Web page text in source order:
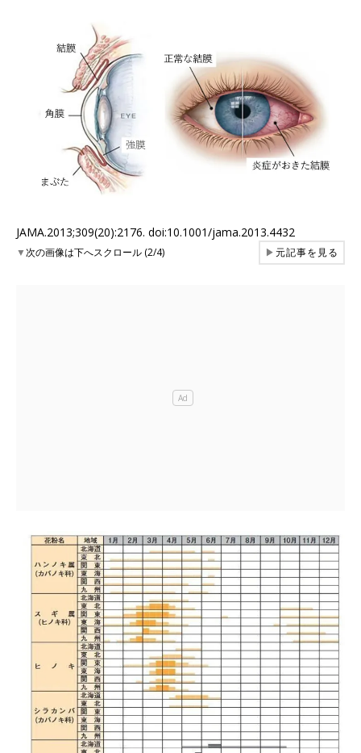
JAMA.2013;309(20):2176. doi:10.1001/jama.2013.4432
▼次の画像は下へスクロール (2/4) ▶元記事を見る